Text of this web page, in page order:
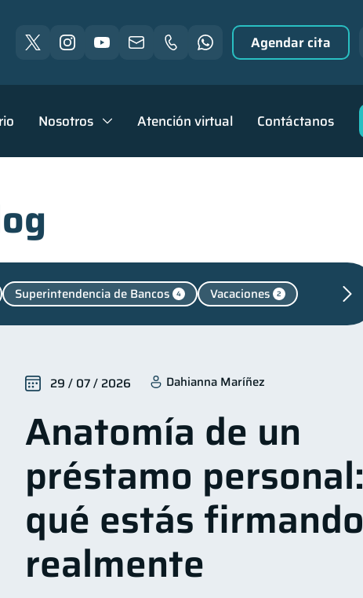
Nosotros Atención virtual Contáctanos
Agendar cita
Superintendencia de Bancos 4 Vacaciones 2
Ahorro 8 Consejos
Criptomonedas
Finanzas Personales 1 Finanzas en Pareja
Información financiera 1 inversiones 1
responsable información financiera
29 / 07 / 2026 Dahianna Maríñez
Anatomía de un
préstamo personal:
qué estás firmando
realmente